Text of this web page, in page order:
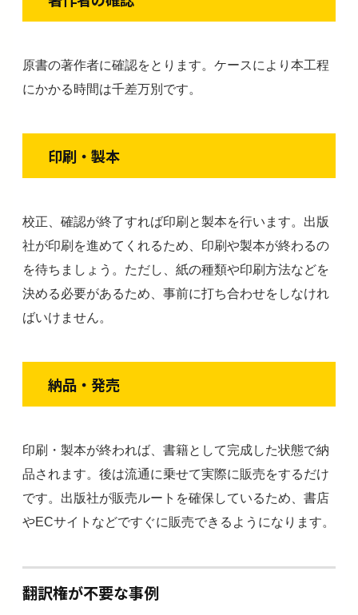
原書の著作者に確認をとります。ケースにより本工程
にかかる時間は千差万別です。
印刷・製本
校正、確認が終了すれば印刷と製本を行います。出版
社が印刷を進めてくれるため、印刷や製本が終わるの
を待ちましょう。ただし、紙の種類や印刷方法などを
決める必要があるため、事前に打ち合わせをしなけれ
ばいけません。
納品・発売
印刷・製本が終われば、書籍として完成した状態で納
品されます。後は流通に乗せて実際に販売をするだけ
です。出版社が販売ルートを確保しているため、書店
やECサイトなどですぐに販売できるようになります。
翻訳権が不要な事例